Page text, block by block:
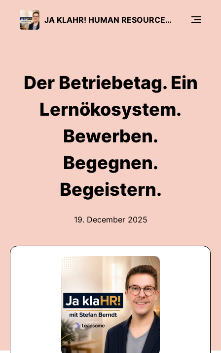
JA KLAHR! HUMAN RESOURCES UND LEADERSHIP
Der Betriebetag. Ein
Lernökosystem.
Bewerben.
Begegnen.
Begeistern.
19. December 2025